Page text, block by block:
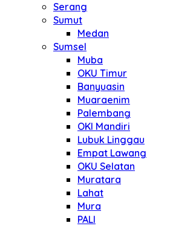
Serang
Sumut
Medan
Sumsel
Muba
OKU Timur
Banyuasin
Muaraenim
Palembang
OKI Mandiri
Lubuk Linggau
Empat Lawang
OKU Selatan
Muratara
Lahat
Mura
PALI